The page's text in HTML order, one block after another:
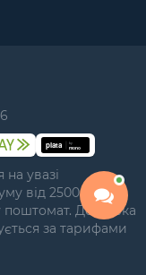
увазі
від 2500 грн у
поштомат. Доставка
за тарифами